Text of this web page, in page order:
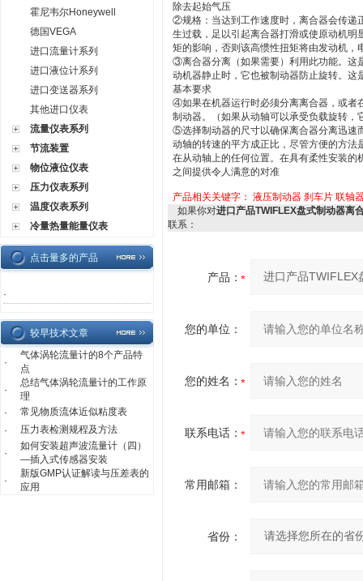
霍尼韦尔Honeywell
德国VEGA
进口流量计系列
进口液位计系列
进口变送器系列
其他进口仪表
流量仪表系列
节流装置
物位液位仪表
压力仪表系列
温度仪表系列
冷量热量能量仪表
点击量多的产品
·
较早技术文章
·
气体涡轮流量计的8个产品特
点
·
总结气体涡轮流量计的工作原
理
·
常见物质流体近似粘度表
·
压力表检测规程及方法
·
如何安装超声波流量计（四）
—插入式传感器安装
·
新版GMP认证解读与压差表的
应用
除去起始气压
②规格：当达到工作速度时，离合器会传递
生过载，足以引起离合器打滑或使原动机
矩的影响，否则该高惯性扭矩将由发动机，
③离合器分离（如果需要）利用此功能。这
动机器静止时，它也被制动器防止旋转。
基本要求
④如果在机器运行时必须分离离合器，或者
制动器。（如果从动轴可以承受负载旋转
⑤选择制动器的尺寸以确保离合器分离迅速
动轴的转速的平方成正比，尽管方便的方
在从动轴上的任何位置。在具有柔性安装
之间提供令人满意的对准
产品相关关键字： 液压制动器 刹车片 联轴
如果你对进口产品TWIFLEX盘式制动器离
联系：
产品：
您的单位：
您的姓名：
联系电话：
常用邮箱：
省份：